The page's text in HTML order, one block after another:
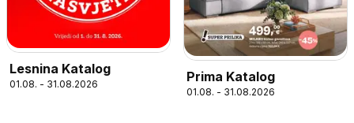
Lesnina Katalog
01.08. - 31.08.2026
Prima Katalog
01.08. - 31.08.2026